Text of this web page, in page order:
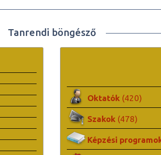
Tanrendi böngésző
Oktatók (420)
Szakok (478)
Képzési